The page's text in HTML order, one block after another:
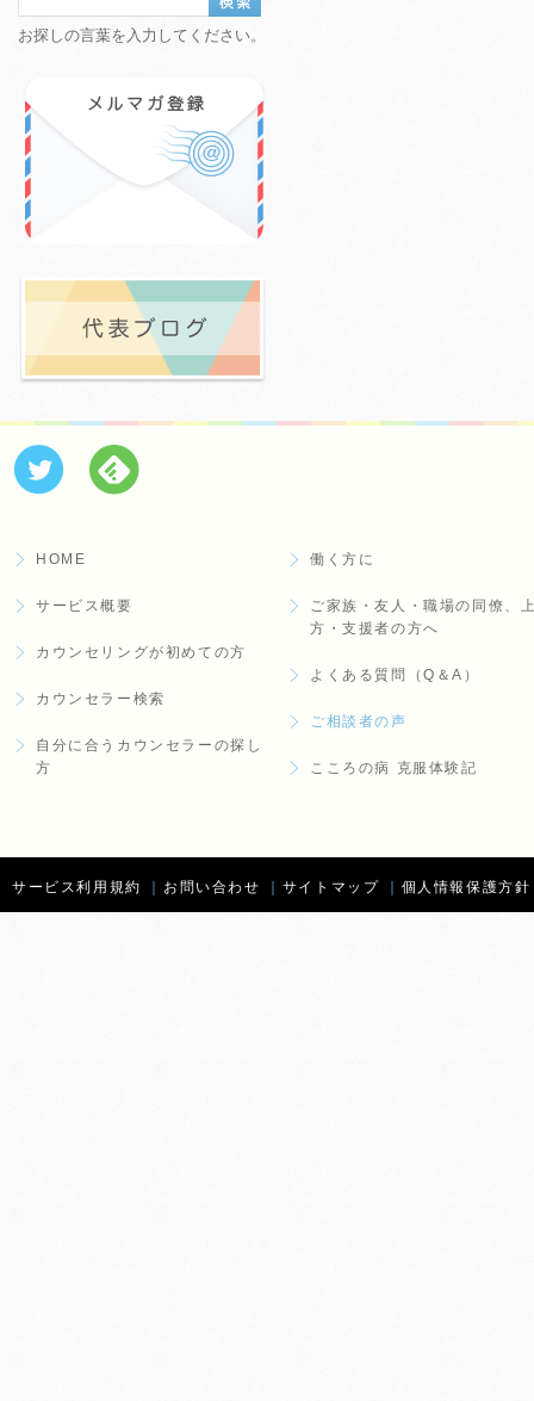
お探しの言葉を入力してください。
HOME
サービス概要
カウンセリングが初めての方
カウンセラー検索
自分に合うカウンセラーの探し
方
働く方に
ご家族・友人・職場の同僚、
方・支援者の方へ
よくある質問（Q＆A）
ご相談者の声
こころの病 克服体験記
サービス利用規約 お問い合わせ サイトマップ 個人情報保護方針